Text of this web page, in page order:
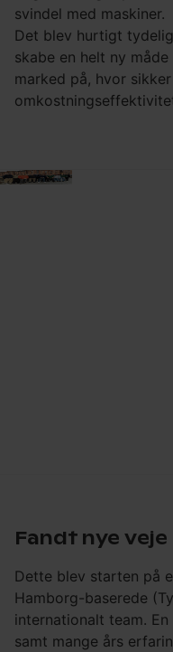
svindel med maskiner.
Det blev hurtigt
skabe en helt ny
marked på, hvor
Fandt nye veje
Dette blev starten på
Hamborg-baserede
internationalt team.
samt mange års